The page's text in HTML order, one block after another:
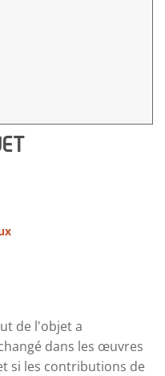
de l'objet a
dans les œuvres
si les contributions de